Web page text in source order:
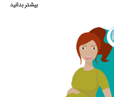
بیشتر بدانید